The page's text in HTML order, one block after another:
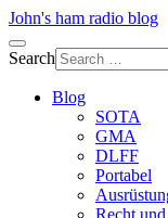
John's ham radio blog
Search
Blog
SOTA
GMA
DLFF
Portabel
Recht